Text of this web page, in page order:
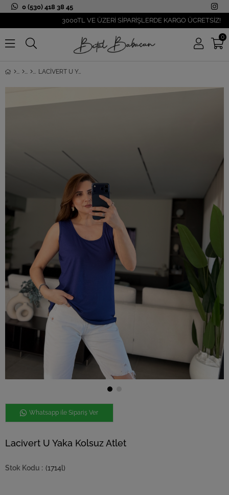
0 (530) 418 38 45
3000TL VE ÜZERİ SİPARİŞLERDE KARGO ÜCRETSİZ!
0
LACIVERT U YAKA KOLSUZ ATLET
Whatsapp ile Sipariş Ver
Lacivert U Yaka Kolsuz Atlet
(1714l)